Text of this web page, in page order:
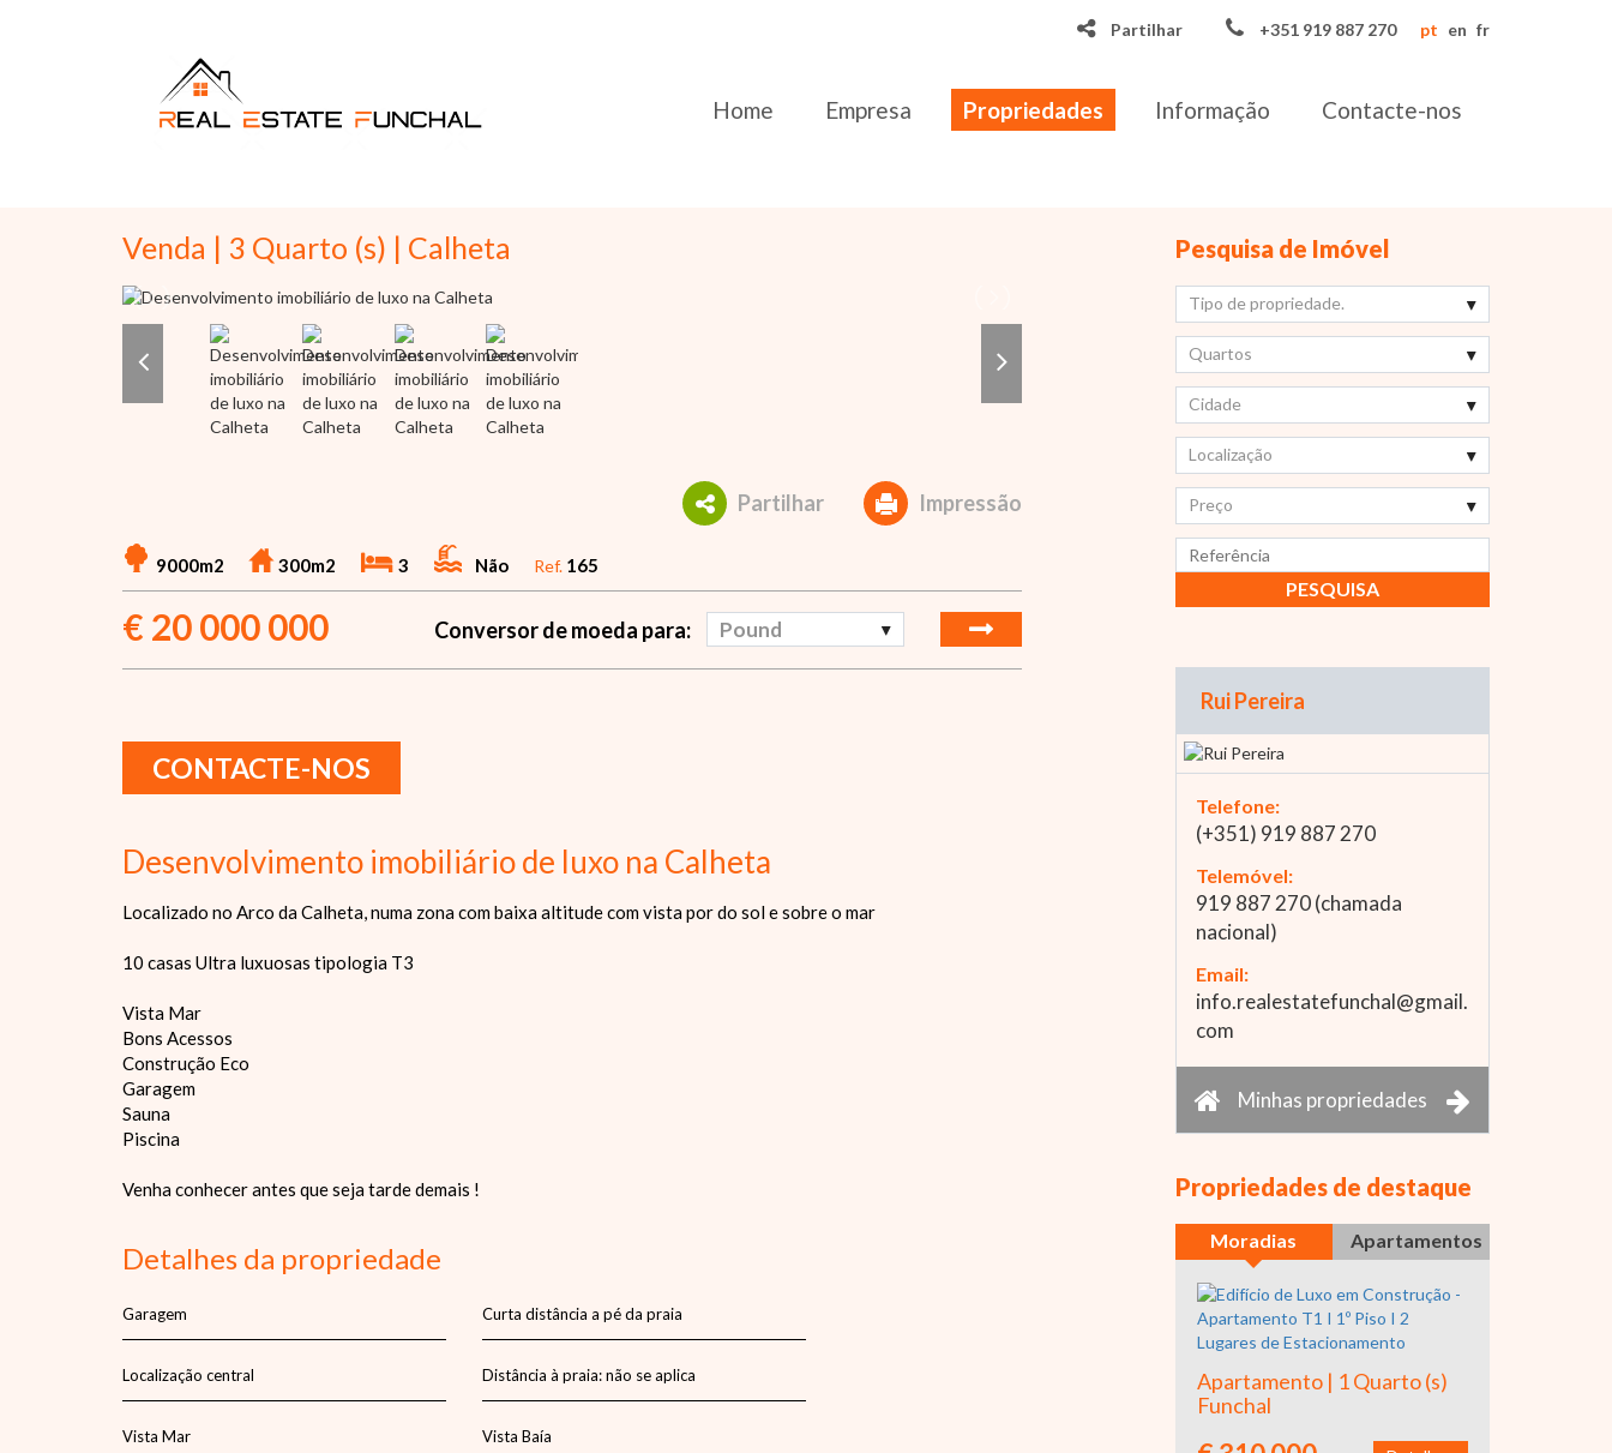
Partilhar +351 919 887 270 pt en fr
Home Empresa Propriedades Informação Contacte-nos
Venda | 3 Quarto (s) | Calheta
Partilhar Impressão
9000m2 300m2 3 Não Ref. 165
€ 20 000 000 Conversor de moeda para: Pound
CONTACTE-NOS
Desenvolvimento imobiliário de luxo na Calheta
Localizado no Arco da Calheta, numa zona com baixa altitude com vista por do sol e sobre o mar
10 casas Ultra luxuosas tipologia T3
Vista Mar
Bons Acessos
Construção Eco
Garagem
Sauna
Piscina
Venha conhecer antes que seja tarde demais !
Detalhes da propriedade
Garagem Curta distância a pé da praia
Localização central Distância à praia: não se aplica
Vista Mar Vista Baía
Pesquisa de Imóvel
Tipo de propriedade.
Quartos
Cidade
Localização
Preço
Rui Pereira
Telefone:
(+351) 919 887 270
Telemóvel:
919 887 270 (chamada
nacional)
Email:
info.realestatefunchal@gmail.
com
Minhas propriedades
Propriedades de destaque
Moradias Apartamentos
Apartamento | 1 Quarto (s)
Funchal